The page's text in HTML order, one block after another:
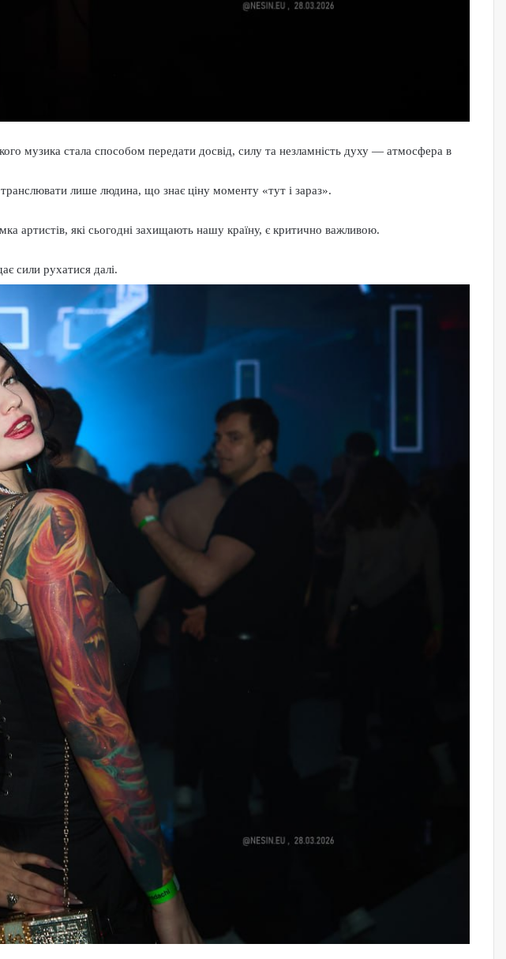
музика стала способом передати досвід, силу та незламність духу — атмосфера в
лише людина, що знає ціну моменту «тут і зараз».
артистів, які сьогодні захищають нашу країну, є критично важливою.
сили рухатися далі.